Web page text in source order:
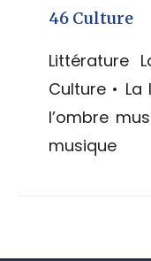
46 Culture
Littérature
Culture •
l’ombre
musique